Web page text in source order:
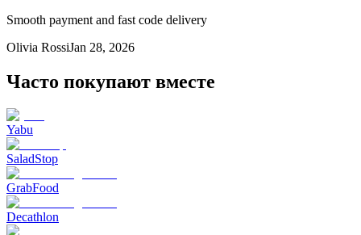
Smooth payment and fast code delivery
Olivia RossiJan 28, 2026
Часто покупают вместе
Yabu
SaladStop
GrabFood
Decathlon